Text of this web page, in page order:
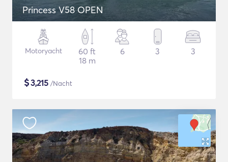
Princess V58 OPEN
Motoryacht
60 ft
18 m
6 3 3
$3,215 /Nacht